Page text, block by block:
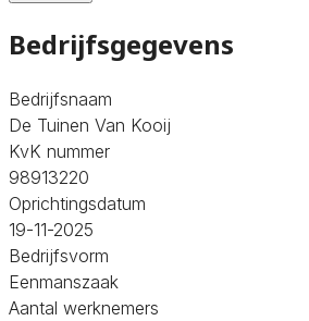
Bedrijfsgegevens
Bedrijfsnaam
De Tuinen Van Kooij
KvK nummer
98913220
Oprichtingsdatum
19-11-2025
Bedrijfsvorm
Eenmanszaak
Aantal werknemers